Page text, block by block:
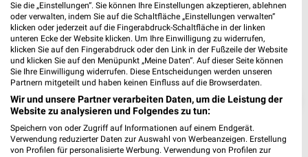
❯
Sie die „Einstellungen“. Sie können Ihre Einstellungen akzeptieren, ablehnen
oder verwalten, indem Sie auf die Schaltfläche „Einstellungen verwalten“
klicken oder jederzeit auf die Fingerabdruck-Schaltfläche in der linken
unteren Ecke der Website klicken. Um Ihre Einwilligung zu widerrufen,
klicken Sie auf den Fingerabdruck oder den Link in der Fußzeile der Website
und klicken Sie auf den Menüpunkt „Meine Daten“. Auf dieser Seite können
Sie Ihre Einwilligung widerrufen. Diese Entscheidungen werden unseren
Partnern mitgeteilt und haben keinen Einfluss auf die Browserdaten.
Wir und unsere Partner verarbeiten Daten, um die Leistung der
Website zu analysieren und Folgendes zu tun:
Speichern von oder Zugriff auf Informationen auf einem Endgerät.
Verwendung reduzierter Daten zur Auswahl von Werbeanzeigen. Erstellung
von Profilen für personalisierte Werbung. Verwendung von Profilen zur